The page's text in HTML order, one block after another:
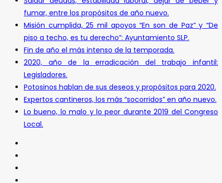
fumar, entre los propósitos de año nuevo.
Misión cumplida, 25 mil apoyos “En son de Paz” y “De
piso a techo, es tu derecho”: Ayuntamiento SLP.
Fin de año el más intenso de la temporada.
2020, año de la erradicación del trabajo infantil:
Legisladores.
Potosinos hablan de sus deseos y propósitos para 2020.
Expertos cantineros, los más “socorridos” en año nuevo.
Lo bueno, lo malo y lo peor durante 2019 del Congreso
Local.